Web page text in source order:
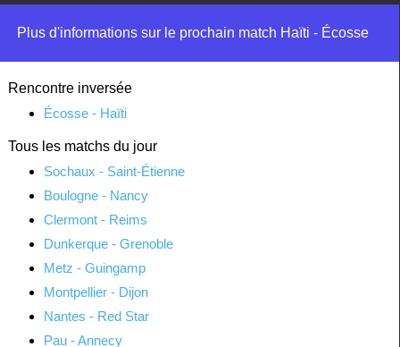
Plus d'informations sur le prochain match Haïti - Écosse
Rencontre inversée
Écosse - Haïti
Tous les matchs du jour
Sochaux - Saint-Étienne
Boulogne - Nancy
Clermont - Reims
Dunkerque - Grenoble
Metz - Guingamp
Montpellier - Dijon
Nantes - Red Star
Pau - Annecy